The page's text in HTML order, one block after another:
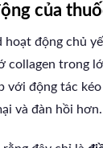
của
động chủ
collagen trong
với động tác
và đàn hồi hơn.